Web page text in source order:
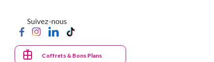
principal
Suivez-nous
Coffrets & Bons Plans